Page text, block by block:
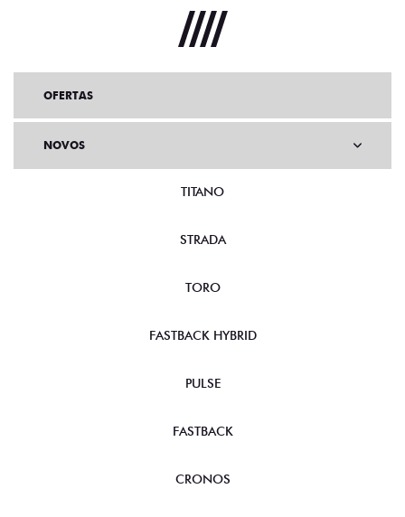
OFERTAS
NOVOS
TITANO
STRADA
TORO
FASTBACK HYBRID
PULSE
FASTBACK
CRONOS